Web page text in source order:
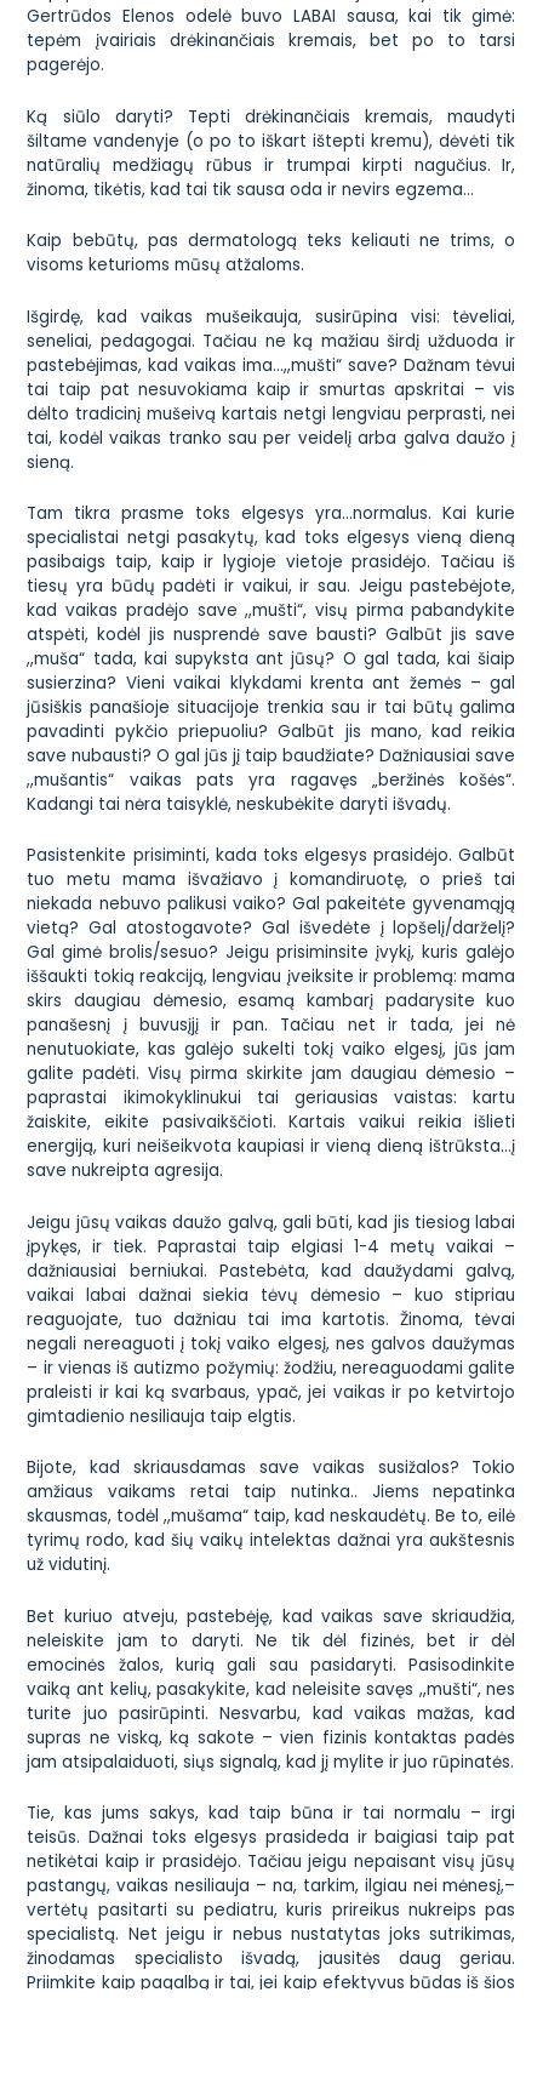
Gertrūdos Elenos odelė buvo LABAI sausa, kai tik gimė:
tepėm įvairiais drėkinančiais kremais, bet po to tarsi
pagerėjo.
Ką siūlo daryti? Tepti drėkinančiais kremais, maudyti
šiltame vandenyje (o po to iškart ištepti kremu), dėvėti tik
natūralių medžiagų rūbus ir trumpai kirpti nagučius. Ir,
žinoma, tikėtis, kad tai tik sausa oda ir nevirs egzema…
Kaip bebūtų, pas dermatologą teks keliauti ne trims, o
visoms keturioms mūsų atžaloms.
Išgirdę, kad vaikas mušeikauja, susirūpina visi: tėveliai,
seneliai, pedagogai. Tačiau ne ką mažiau širdį užduoda ir
pastebėjimas, kad vaikas ima…,,mušti“ save? Dažnam tėvui
tai taip pat nesuvokiama kaip ir smurtas apskritai – vis
dėlto tradicinį mušeivą kartais netgi lengviau perprasti, nei
tai, kodėl vaikas tranko sau per veidelį arba galva daužo į
sieną.
Tam tikra prasme toks elgesys yra…normalus. Kai kurie
specialistai netgi pasakytų, kad toks elgesys vieną dieną
pasibaigs taip, kaip ir lygioje vietoje prasidėjo. Tačiau iš
tiesų yra būdų padėti ir vaikui, ir sau. Jeigu pastebėjote,
kad vaikas pradėjo save ,,mušti“, visų pirma pabandykite
atspėti, kodėl jis nusprendė save bausti? Galbūt jis save
,,muša“ tada, kai supyksta ant jūsų? O gal tada, kai šiaip
susierzina? Vieni vaikai klykdami krenta ant žemės – gal
jūsiškis panašioje situacijoje trenkia sau ir tai būtų galima
pavadinti pykčio priepuoliu? Galbūt jis mano, kad reikia
save nubausti? O gal jūs jį taip baudžiate? Dažniausiai save
,,mušantis“ vaikas pats yra ragavęs „beržinės košės“.
Kadangi tai nėra taisyklė, neskubėkite daryti išvadų.
Pasistenkite prisiminti, kada toks elgesys prasidėjo. Galbūt
tuo metu mama išvažiavo į komandiruotę, o prieš tai
niekada nebuvo palikusi vaiko? Gal pakeitėte gyvenamąją
vietą? Gal atostogavote? Gal išvedėte į lopšelį/darželį?
Gal gimė brolis/sesuo? Jeigu prisiminsite įvykį, kuris galėjo
iššaukti tokią reakciją, lengviau įveiksite ir problemą: mama
skirs daugiau dėmesio, esamą kambarį padarysite kuo
panašesnį į buvusįjį ir pan. Tačiau net ir tada, jei nė
nenutuokiate, kas galėjo sukelti tokį vaiko elgesį, jūs jam
galite padėti. Visų pirma skirkite jam daugiau dėmesio –
paprastai ikimokyklinukui tai geriausias vaistas: kartu
žaiskite, eikite pasivaikščioti. Kartais vaikui reikia išlieti
energiją, kuri neišeikvota kaupiasi ir vieną dieną ištrūksta…į
save nukreipta agresija.
Jeigu jūsų vaikas daužo galvą, gali būti, kad jis tiesiog labai
įpykęs, ir tiek. Paprastai taip elgiasi 1-4 metų vaikai –
dažniausiai berniukai. Pastebėta, kad daužydami galvą,
vaikai labai dažnai siekia tėvų dėmesio – kuo stipriau
reaguojate, tuo dažniau tai ima kartotis. Žinoma, tėvai
negali nereaguoti į tokį vaiko elgesį, nes galvos daužymas
– ir vienas iš autizmo požymių: žodžiu, nereaguodami galite
praleisti ir kai ką svarbaus, ypač, jei vaikas ir po ketvirtojo
gimtadienio nesiliauja taip elgtis.
Bijote, kad skriausdamas save vaikas susižalos? Tokio
amžiaus vaikams retai taip nutinka.. Jiems nepatinka
skausmas, todėl ,,mušama“ taip, kad neskaudėtų. Be to, eilė
tyrimų rodo, kad šių vaikų intelektas dažnai yra aukštesnis
už vidutinį.
Bet kuriuo atveju, pastebėję, kad vaikas save skriaudžia,
neleiskite jam to daryti. Ne tik dėl fizinės, bet ir dėl
emocinės žalos, kurią gali sau pasidaryti. Pasisodinkite
vaiką ant kelių, pasakykite, kad neleisite savęs ,,mušti“, nes
turite juo pasirūpinti. Nesvarbu, kad vaikas mažas, kad
supras ne viską, ką sakote – vien fizinis kontaktas padės
jam atsipalaiduoti, siųs signalą, kad jį mylite ir juo rūpinatės.
Tie, kas jums sakys, kad taip būna ir tai normalu – irgi
teisūs. Dažnai toks elgesys prasideda ir baigiasi taip pat
netikėtai kaip ir prasidėjo. Tačiau jeigu nepaisant visų jūsų
pastangų, vaikas nesiliauja – na, tarkim, ilgiau nei mėnesį,–
vertėtų pasitarti su pediatru, kuris prireikus nukreips pas
specialistą. Net jeigu ir nebus nustatytas joks sutrikimas,
žinodamas specialisto išvadą, jausitės daug geriau.
Priimkite kaip pagalbą ir tai, jei kaip efektyvus būdas iš šios